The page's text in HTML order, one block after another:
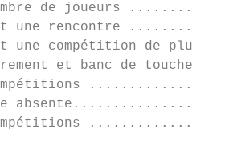
de joueurs
une rencontre
une compétition de
et banc